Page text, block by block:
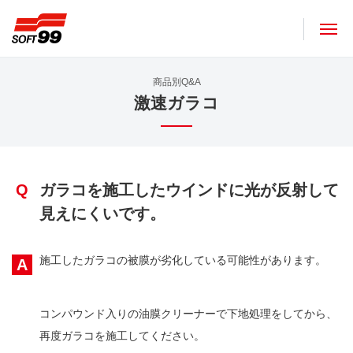
商品別Q&A
激速ガラコ
Q
ガラコを施工したウインドに光が反射して
見えにくいです。
A 施工したガラコの被膜が劣化している可能性があります。
コンパウンド入りの油膜クリーナーで下地処理をしてから、
再度ガラコを施工してください。